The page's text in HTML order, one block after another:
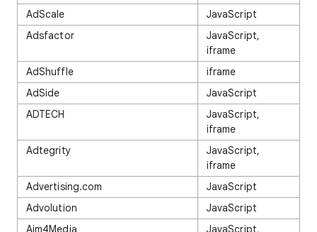
AdScale
JavaScript
Adsfactor
JavaScript,
iframe
AdShuffle
iframe
AdSide
JavaScript
ADTECH
JavaScript,
iframe
Adtegrity
JavaScript,
iframe
Advertising.com
JavaScript
Advolution
JavaScript
Aim4Media
JavaScript,